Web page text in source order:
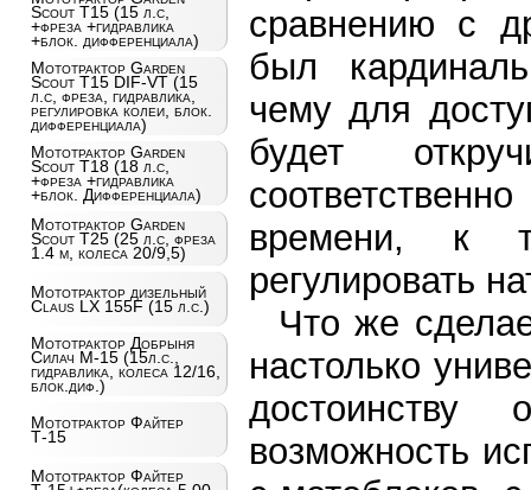
Scout T15 (15 л.с,
+фреза +гидравлика
+блок. дифференциала)
Мототрактор Garden
Scout T15 DIF-VT (15
л.с, фреза, гидравлика,
регулировка колеи, блок.
дифференциала)
Мототрактор Garden
Scout T18 (18 л.с,
+фреза +гидравлика
+блок. Дифференциала)
Мототрактор Garden
Scout T25 (25 л.с, фреза
1.4 м, колеса 20/9,5)
Мототрактор дизельный
Claus LX 155F (15 л.с.)
Мототрактор Добрыня
Силач М-15 (15л.с.,
гидравлика, колеса 12/16,
блок.диф.)
Мототрактор Файтер
Т-15
Мототрактор Файтер
сравнению с
был
чему для
будет
времени, к
регулировать
Что же
настолько
возможность